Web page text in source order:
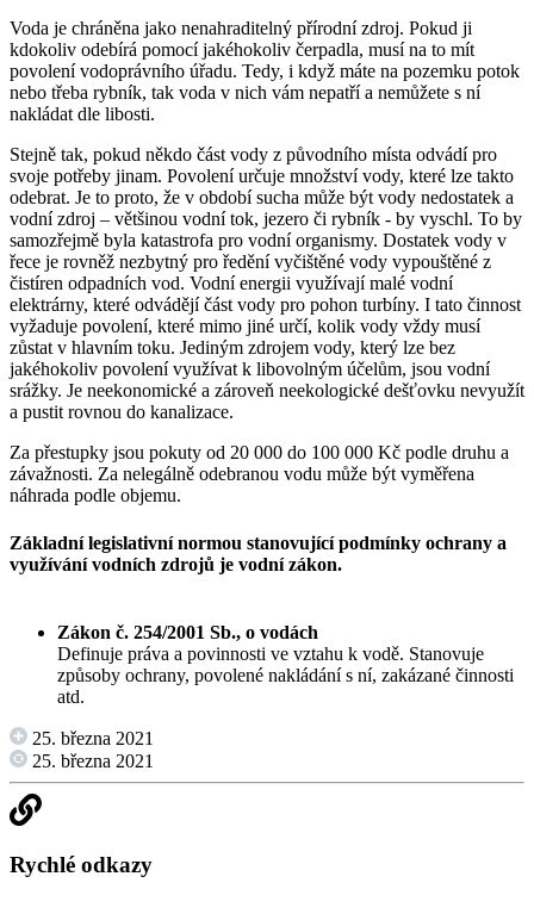
Voda je chráněna jako nenahraditelný přírodní zdroj. Pokud ji
kdokoliv odebírá pomocí jakéhokoliv čerpadla, musí na to mít
povolení vodoprávního úřadu. Tedy, i když máte na pozemku potok
nebo třeba rybník, tak voda v nich vám nepatří a nemůžete s ní
nakládat dle libosti.
Stejně tak, pokud někdo část vody z původního místa odvádí pro
svoje potřeby jinam. Povolení určuje množství vody, které lze takto
odebrat. Je to proto, že v období sucha může být vody nedostatek a
vodní zdroj – většinou vodní tok, jezero či rybník - by vyschl. To by
samozřejmě byla katastrofa pro vodní organismy. Dostatek vody v
řece je rovněž nezbytný pro ředění vyčištěné vody vypouštěné z
čistíren odpadních vod. Vodní energii využívají malé vodní
elektrárny, které odvádějí část vody pro pohon turbíny. I tato činnost
vyžaduje povolení, které mimo jiné určí, kolik vody vždy musí
zůstat v hlavním toku. Jediným zdrojem vody, který lze bez
jakéhokoliv povolení využívat k libovolným účelům, jsou vodní
srážky. Je neekonomické a zároveň neekologické dešťovku nevyužít
a pustit rovnou do kanalizace.
Za přestupky jsou pokuty od 20 000 do 100 000 Kč podle druhu a
závažnosti. Za nelegálně odebranou vodu může být vyměřena
náhrada podle objemu.
Základní legislativní normou stanovující podmínky ochrany a
využívání vodních zdrojů je vodní zákon.
Zákon č. 254/2001 Sb., o vodách
Definuje práva a povinnosti ve vztahu k vodě. Stanovuje
způsoby ochrany, povolené nakládání s ní, zakázané činnosti
atd.
25. března 2021
25. března 2021
Rychlé odkazy